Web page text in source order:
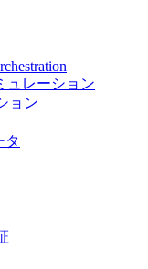
ュレーション
ョン
タ